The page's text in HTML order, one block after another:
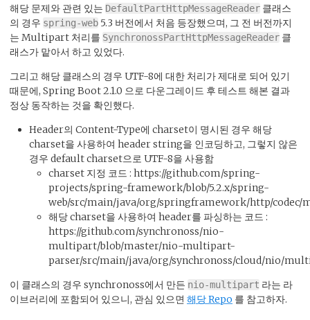
해당 문제와 관련 있는 DefaultPartHttpMessageReader 클래스
의 경우 spring-web 5.3 버전에서 처음 등장했으며, 그 전 버전까지
는 Multipart 처리를 SynchronossPartHttpMessageReader 클
래스가 맡아서 하고 있었다.
그리고 해당 클래스의 경우 UTF-8에 대한 처리가 제대로 되어 있기
때문에, Spring Boot 2.1.0 으로 다운그레이드 후 테스트 해본 결과
정상 동작하는 것을 확인했다.
Header의 Content-Type에 charset이 명시된 경우 해당
charset을 사용하여 header string을 인코딩하고, 그렇지 않은
경우 default charset으로 UTF-8을 사용함
charset 지정 코드 : https://github.com/spring-
projects/spring-framework/blob/5.2.x/spring-
web/src/main/java/org/springframework/http/codec/
해당 charset을 사용하여 header를 파싱하는 코드 :
https://github.com/synchronoss/nio-
multipart/blob/master/nio-multipart-
parser/src/main/java/org/synchronoss/cloud/nio/
이 클래스의 경우 synchronoss에서 만든 nio-multipart 라는 라
이브러리에 포함되어 있으니, 관심 있으면 해당 Repo 를 참고하자.